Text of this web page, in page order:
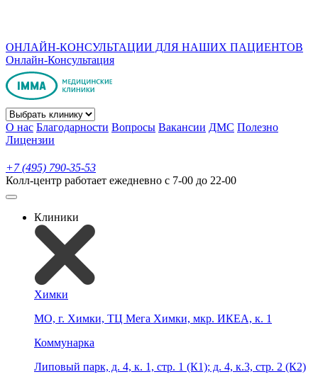
ОНЛАЙН-КОНСУЛЬТАЦИИ ДЛЯ НАШИХ ПАЦИЕНТОВ
Онлайн-Консультация
О нас Благодарности Вопросы Вакансии ДМС Полезно
Лицензии
+7 (495) 790-35-53
Колл-центр работает ежедневно с 7-00 до 22-00
Клиники
Химки
МО, г. Химки, ТЦ Мега Химки, мкр. ИКЕА, к. 1
Коммунарка
Липовый парк, д. 4, к. 1, стр. 1 (К1); д. 4, к.3, стр. 2 (К2)